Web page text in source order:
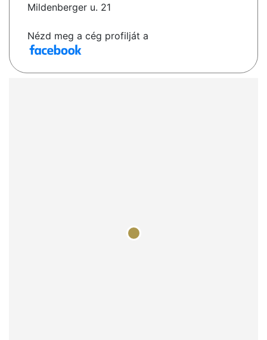
Mildenberger u. 21
Nézd meg a cég profilját a